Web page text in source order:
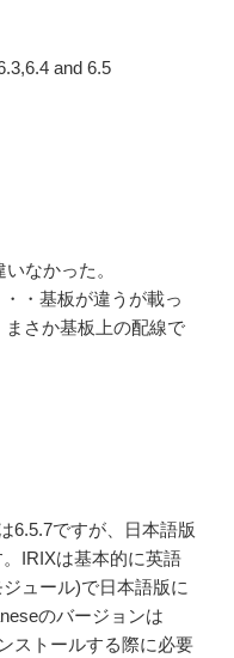
and 6.5
なかった。
・基板が違うが載っ
さか基板上の配線で
6.5.7ですが、日本語版
IRIXは基本的に英語
ュール)で日本語版に
のバージョンは
ストールする際に必要